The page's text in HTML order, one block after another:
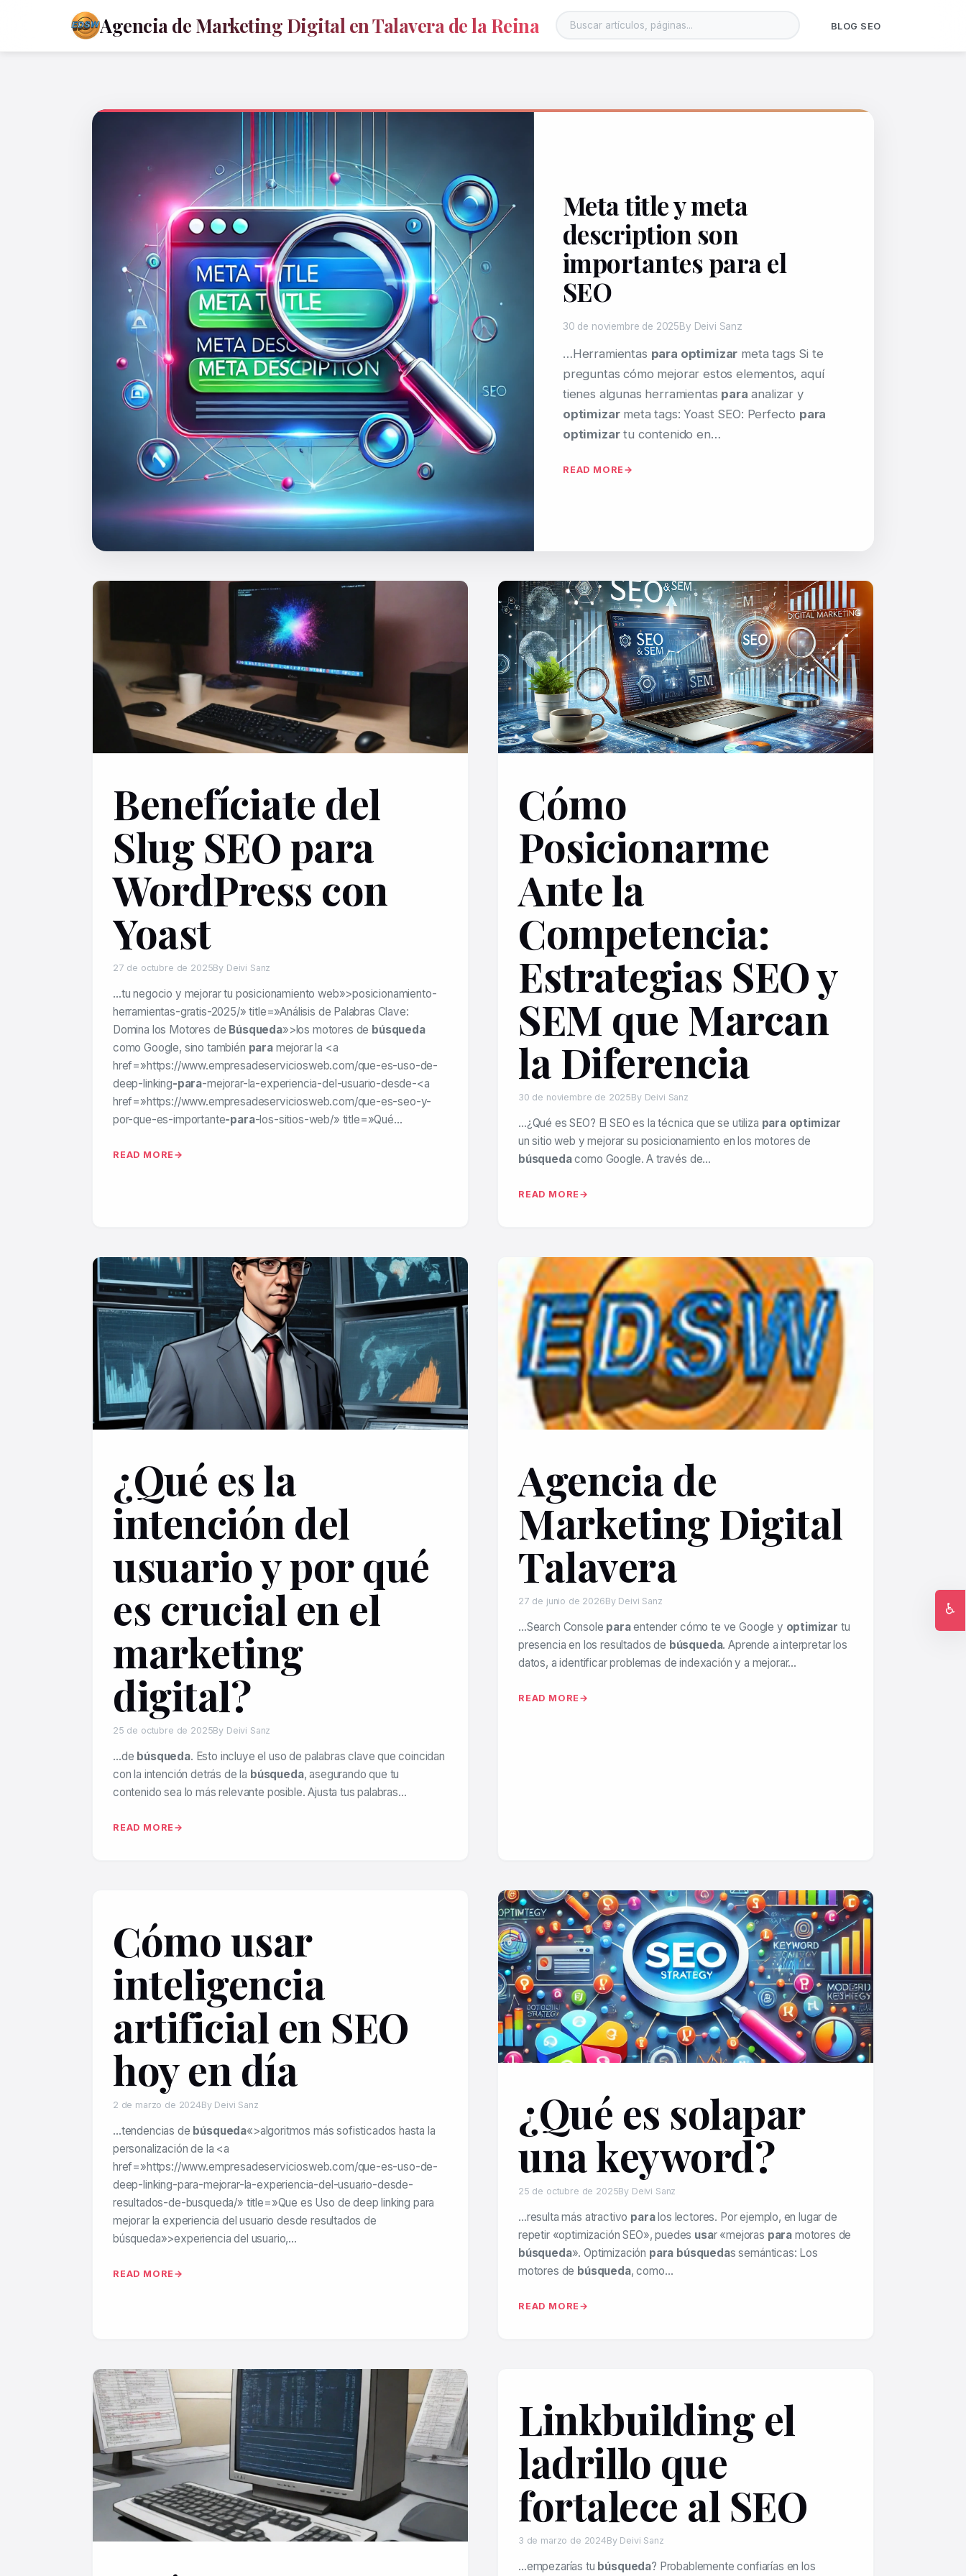
Agencia de Marketing Digital en Talavera de la Reina BLOG SEO
Meta title y meta
description son
importantes para el
SEO
30 de noviembre de 2025By Deivi Sanz
…Herramientas para optimizar meta tags Si te
preguntas cómo mejorar estos elementos, aquí
tienes algunas herramientas para analizar y
optimizarmeta tags: Yoast SEO: Perfecto para
optimizartu contenido en…
READ MORE
Benefíciate del
Slug SEO para
WordPress con
Yoast
27 de octubre de 2025By Deivi Sanz
…tu negocio y mejorar tu posicionamiento web»>posicionamiento-
herramientas-gratis-2025/» title=»Análisis de Palabras Clave:
Domina los Motores de Búsqueda»>los motores de búsqueda
como Google, sino también paramejorar la <a
href=»https://www.empresadeserviciosweb.com/que-es-uso-de-
deep-linking-para-mejorar-la-experiencia-del-usuario-desde-<a
href=»https://www.empresadeserviciosweb.com/que-es-seo-y-
por-que-es-importante-para-los-sitios-web/» title=»Qué…
READ MORE
Cómo
Posicionarme
Ante la
Competencia:
Estrategias SEO y
SEM que Marcan
la Diferencia
30 de noviembre de 2025By Deivi Sanz
…¿Qué es SEO? El SEO es la técnica que se utiliza para optimizar
un sitio web y mejorar su posicionamiento en los motores de
búsquedacomo Google. A través de…
READ MORE
¿Qué es la
intención del
usuario y por qué
es crucial en el
marketing
digital?
25 de octubre de 2025By Deivi Sanz
…de búsqueda. Esto incluye el uso de palabras clave que coincidan
con la intención detrás de la búsqueda, asegurando que tu
contenido sea lo más relevante posible. Ajusta tus palabras…
READ MORE
Agencia de
Marketing Digital
Talavera
27 de junio de 2026By Deivi Sanz
…Search Console paraentender cómo te ve Google y optimizar tu
presencia en los resultados de búsqueda. Aprende a interpretar los
datos, a identificar problemas de indexación y a mejorar…
READ MORE
Cómo usar
inteligencia
artificial en SEO
hoy en día
2 de marzo de 2024By Deivi Sanz
…tendencias de búsqueda«>algoritmos más sofisticados hasta la
personalización de la <a
href=»https://www.empresadeserviciosweb.com/que-es-uso-de-
deep-linking-para-mejorar-la-experiencia-del-usuario-desde-
resultados-de-busqueda/» title=»Que es Uso de deep linking para
mejorar la experiencia del usuario desde resultados de
búsqueda»>experiencia del usuario,…
READ MORE
¿Qué es solapar
una keyword?
25 de octubre de 2025By Deivi Sanz
…resulta más atractivo paralos lectores. Por ejemplo, en lugar de
repetir «optimización SEO», puedes usar «mejoras para motores de
búsqueda». Optimización para búsquedas semánticas: Los
motores de búsqueda, como…
READ MORE
Linkbuilding el
ladrillo que
fortalece al SEO
3 de marzo de 2024By Deivi Sanz
…empezarías tu búsqueda? Probablemente confiarías en los
♿